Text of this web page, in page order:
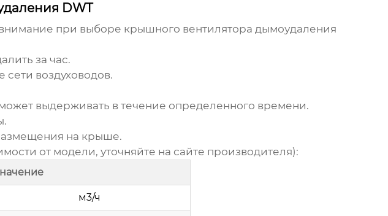
DWT
при выборе крышного вентилятора дымоудаления
за час.
воздуховодов.
выдерживать в течение определенного времени.
на крыше.
от модели, уточняйте на сайте производителя):
м3/ч